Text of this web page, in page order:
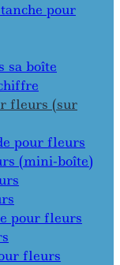
pour
sa boîte
fleurs (sur
pour fleurs
(mini-boîte)
pour fleurs
fleurs